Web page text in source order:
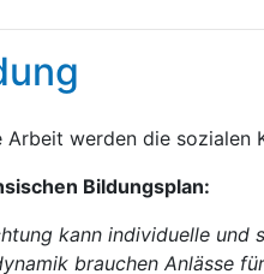
Arbeit werden die sozialen
Bildungsplan:
kann individuelle
brauchen Anlässe